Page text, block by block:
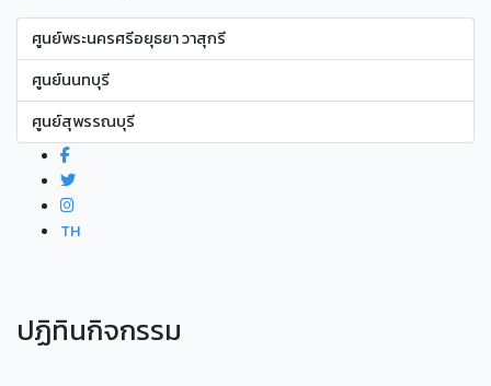
ศูนย์พระนครศรีอยุธยา วาสุกรี
ศูนย์นนทบุรี
ศูนย์สุพรรณบุรี
TH
ปฏิทินกิจกรรม